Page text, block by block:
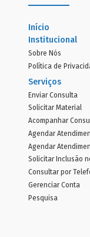
Início
Institucional
Sobre Nós
Política de
Serviços
Enviar Consulta
Solicitar Material
Acompanhar
Agendar
Agendar
Solicitar Inclusão
Consultar por
Gerenciar Conta
Pesquisa